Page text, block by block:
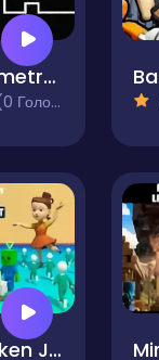
Geometry Flap
Chicken Jockey: Red Light Green Light